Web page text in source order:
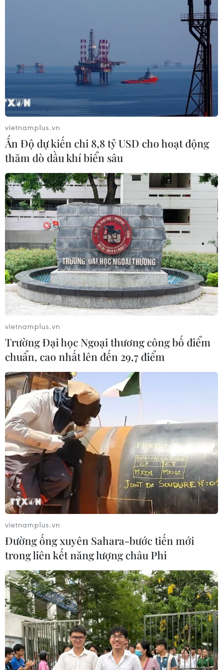
vietnamplus.vn
Ấn Độ dự kiến chi 8,8 tỷ USD cho hoạt động
thăm dò dầu khí biển sâu
vietnamplus.vn
Trường Đại học Ngoại thương công bố điểm
chuẩn, cao nhất lên đến 29,7 điểm
vietnamplus.vn
Đường ống xuyên Sahara-bước tiến mới
trong liên kết năng lượng châu Phi